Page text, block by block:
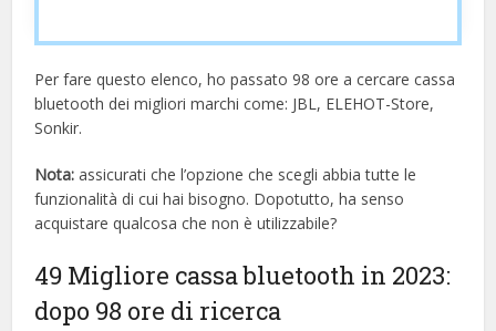
Per fare questo elenco, ho passato 98 ore a cercare cassa
bluetooth dei migliori marchi come: JBL, ELEHOT-Store,
Sonkir.
Nota: assicurati che l’opzione che scegli abbia tutte le
funzionalità di cui hai bisogno. Dopotutto, ha senso
acquistare qualcosa che non è utilizzabile?
49 Migliore cassa bluetooth in 2023:
dopo 98 ore di ricerca